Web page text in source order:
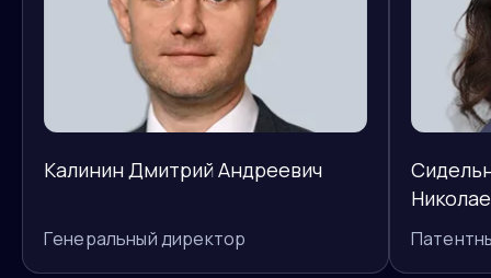
Калинин Дмитрий Андреевич
Генеральный директор